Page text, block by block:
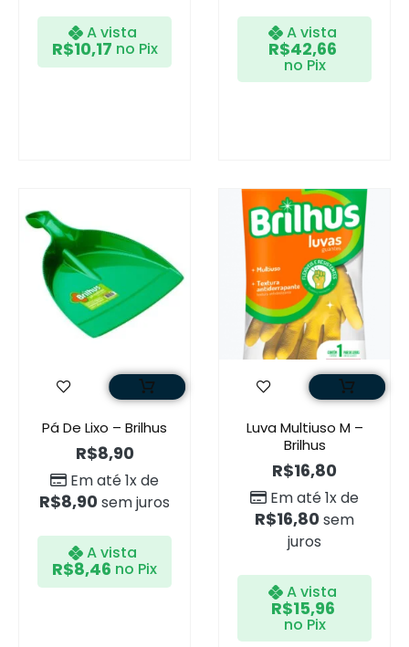
A vista
R$10,17 no Pix
A vista
R$42,66
no Pix
Pá De Lixo – Brilhus
R$8,90
Em até 1x de
R$8,90 sem juros
A vista
R$8,46 no Pix
Luva Multiuso M –
Brilhus
R$16,80
Em até 1x de
R$16,80 sem
juros
A vista
R$15,96
no Pix